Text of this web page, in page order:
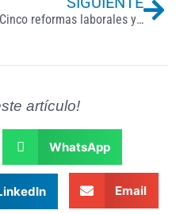
Cinco reformas laborales y cómo afrontarlas
artículo!
WhatsApp
Email